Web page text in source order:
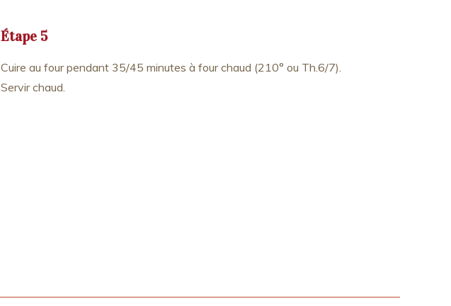
Étape 5
Cuire au four pendant 35/45 minutes à four chaud (210° ou Th.6/7).
Servir chaud.